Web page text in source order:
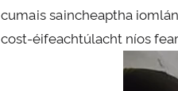
cumais saincheaptha
cost-éifeachtúlacht níos